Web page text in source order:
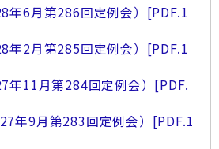
年6月第286回定例会） [PDF.1
年2月第285回定例会） [PDF.1
年11月第284回定例会） [PDF.
年9月第283回定例会） [PDF.1